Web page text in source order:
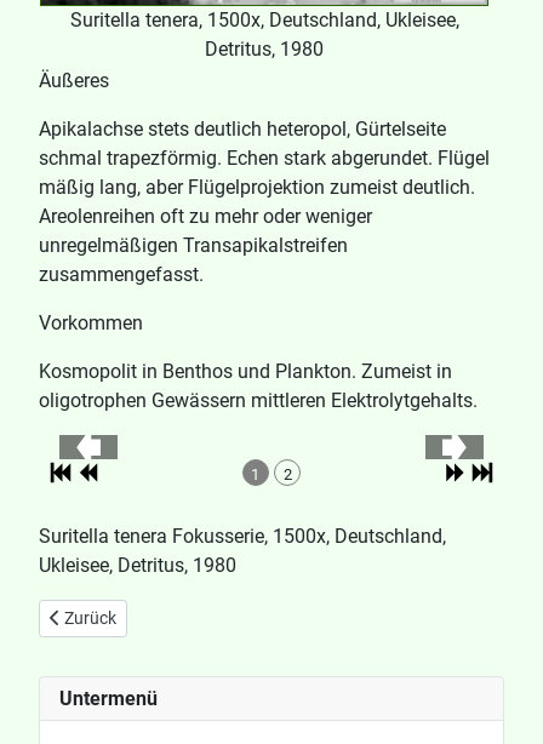
Untermenü
Suritella tenera, 1500x, Deutschland, Ukleisee,
Detritus, 1980
Äußeres
Apikalachse stets deutlich heteropol, Gürtelseite
schmal trapezförmig. Echen stark abgerundet. Flügel
mäßig lang, aber Flügelprojektion zumeist deutlich.
Areolenreihen oft zu mehr oder weniger
unregelmäßigen Transapikalstreifen
zusammengefasst.
Vorkommen
Kosmopolit in Benthos und Plankton. Zumeist in
oligotrophen Gewässern mittleren Elektrolytgehalts.
1 2
Suritella tenera Fokusserie, 1500x, Deutschland,
Ukleisee, Detritus, 1980
Vorheriger Beitrag: Surirella minuta
Zurück